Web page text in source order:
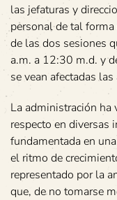
las jefaturas y
personal de tal
de las dos sesiones
a.m. a 12:30 m.d. y
se vean afectadas
La administración
respecto en diversas
fundamentada en
el ritmo de
representado por la
que, de no tomarse